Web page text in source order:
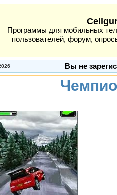
Программы для мобильных
пользователей, форум,
Вы не